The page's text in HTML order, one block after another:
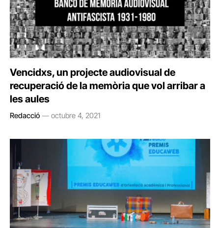
Vencidxs, un projecte audiovisual de
recuperació de la memòria que vol arribar a
les aules
Redacció octubre 4, 2021